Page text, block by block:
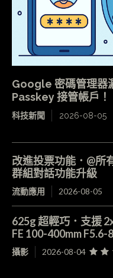
Google 密碼管理器
Passkey 接管帳戶！
科技新聞 2026-08-05
改進投票功能．@
群組對話功能升級
流動應用 2026-08-05
625g 超輕巧．支援
FE 100-400mm F5.6-
攝影 2026-08-04